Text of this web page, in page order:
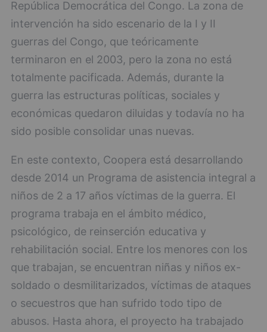
República Democrática del Congo. La zona de
intervención ha sido escenario de la I y II
guerras del Congo, que teóricamente
terminaron en el 2003, pero la zona no está
totalmente pacificada. Además, durante la
guerra las estructuras políticas, sociales y
económicas quedaron diluidas y todavía no ha
sido posible consolidar unas nuevas.
En este contexto, Coopera está desarrollando
desde 2014 un Programa de asistencia integral a
niños de 2 a 17 años víctimas de la guerra. El
programa trabaja en el ámbito médico,
psicológico, de reinserción educativa y
rehabilitación social. Entre los menores con los
que trabajan, se encuentran niñas y niños ex-
soldado o desmilitarizados, víctimas de ataques
o secuestros que han sufrido todo tipo de
abusos. Hasta ahora, el proyecto ha trabajado